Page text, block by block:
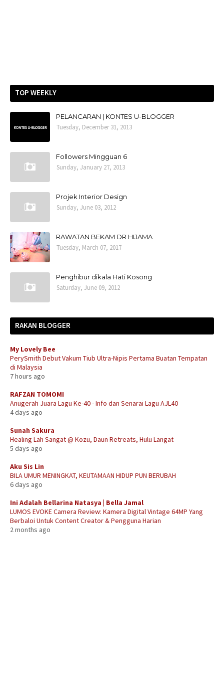
TOP WEEKLY
PELANCARAN | KONTES U-BLOGGER
Tuesday, December 31, 2013
Followers Mingguan 6
Sunday, January 27, 2013
Projek Interior Design
Sunday, June 03, 2012
RAWATAN BEKAM DR HIJAMA
Tuesday, March 07, 2017
Penghibur dikala Hati Kosong
Saturday, June 09, 2012
RAKAN BLOGGER
My Lovely Bee
PerySmith Debut Vakum Tiub Ultra-Nipis Pertama Buatan Tempatan
di Malaysia
7 hours ago
RAFZAN TOMOMI
Anugerah Juara Lagu Ke-40 - Info dan Senarai Lagu AJL40
4 days ago
Sunah Sakura
Healing Lah Sangat @ Kozu, Daun Retreats, Hulu Langat
5 days ago
Aku Sis Lin
BILA UMUR MENINGKAT, KEUTAMAAN HIDUP PUN BERUBAH
6 days ago
Ini Adalah Bellarina Natasya | Bella Jamal
LUMOS EVOKE Camera Review: Kamera Digital Vintage 64MP Yang
Berbaloi Untuk Content Creator & Pengguna Harian
2 months ago